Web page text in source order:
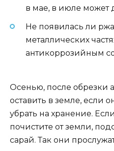
в мае, в июле может
Не появилась ли
металлических
антикоррозийным
Осенью, после обрезки
оставить в земле, если
убрать на хранение.
почистите от земли,
сарай. Так они